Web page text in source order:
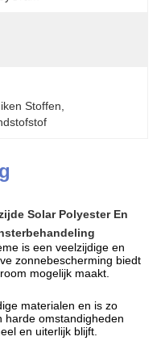
Stoffen
Solar Polyester En
is een veelzijdige en
zonnebescherming biedt
mogelijk maakt.
materialen en is zo
harde omstandigheden
en uiterlijk blijft.